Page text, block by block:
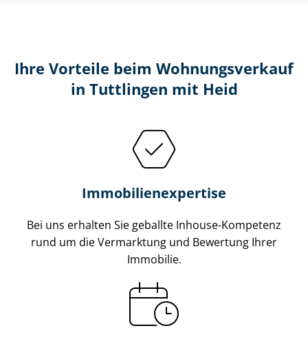
Ihre Vorteile beim Wohnungsverkauf
in Tuttlingen mit Heid
Im­mo­bi­li­en­ex­per­ti­se
Bei uns erhalten Sie geballte Inhouse-Kompetenz
rund um die Vermarktung und Bewertung Ihrer
Immobilie.